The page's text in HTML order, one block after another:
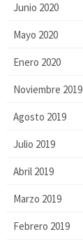
Junio 2020
Mayo 2020
Enero 2020
Noviembre 2019
Agosto 2019
Julio 2019
Abril 2019
Marzo 2019
Febrero 2019